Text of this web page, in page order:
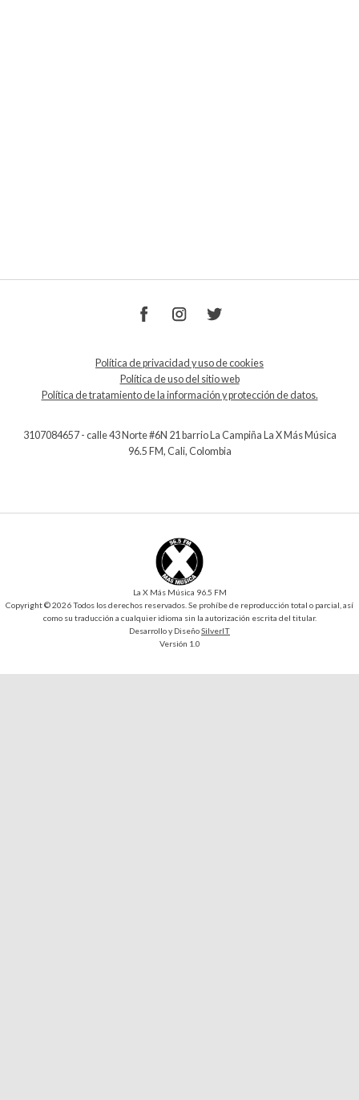
Política de privacidad y uso de cookies
Política de uso del sitio web
Política de tratamiento de la información y protección de datos.
3107084657 - calle 43 Norte #6N 21 barrio La Campiña La X Más Música
96.5 FM, Cali, Colombia
La X Más Música 96.5 FM
Copyright © 2026 Todos los derechos reservados. Se prohíbe de reproducción total o parcial, así
como su traducción a cualquier idioma sin la autorización escrita del titular.
Desarrollo y DiseñoSilverIT
Versión 1.0